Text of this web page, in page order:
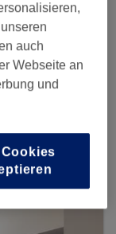
auch
Webseite an
und